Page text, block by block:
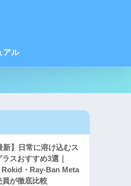
アル
新】日常に溶け込むス
スおすすめ3選｜
Rokid・Ray-Ban Meta
員が徹底比較